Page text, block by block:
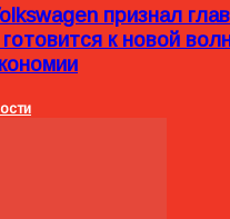
признал
готовится к новой